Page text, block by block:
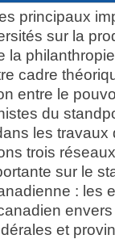
principaux
sur la
la
cadre
entre le
du
les travaux
trois
sur le
: les
et